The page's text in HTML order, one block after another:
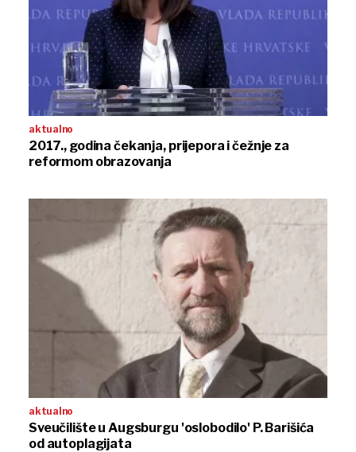
aktualno
2017., godina čekanja, prijepora i čežnje za
reformom obrazovanja
aktualno
Sveučilište u Augsburgu 'oslobodilo' P. Barišića
od autoplagijata